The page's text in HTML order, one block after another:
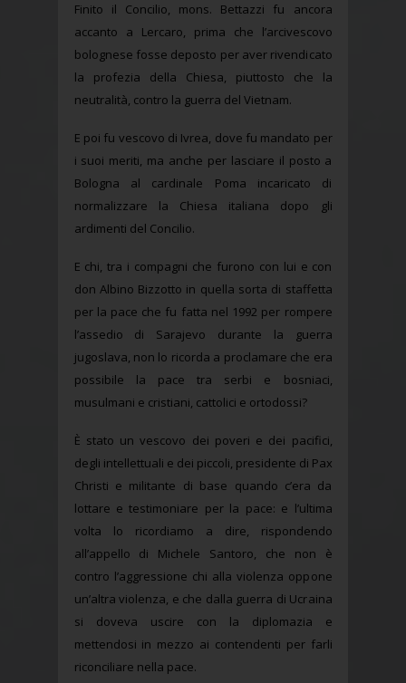
Finito il Concilio, mons. Bettazzi fu ancora
accanto a Lercaro, prima che l’arcivescovo
bolognese fosse deposto per aver rivendicato
la profezia della Chiesa, piuttosto che la
neutralità, contro la guerra del Vietnam.
E poi fu vescovo di Ivrea, dove fu mandato per
i suoi meriti, ma anche per lasciare il posto a
Bologna al cardinale Poma incaricato di
normalizzare la Chiesa italiana dopo gli
ardimenti del Concilio.
E chi, tra i compagni che furono con lui e con
don Albino Bizzotto in quella sorta di staffetta
per la pace che fu fatta nel 1992 per rompere
l’assedio di Sarajevo durante la guerra
jugoslava, non lo ricorda a proclamare che era
possibile la pace tra serbi e bosniaci,
musulmani e cristiani, cattolici e ortodossi?
È stato un vescovo dei poveri e dei pacifici,
degli intellettuali e dei piccoli, presidente di Pax
Christi e militante di base quando c’era da
lottare e testimoniare per la pace: e l’ultima
volta lo ricordiamo a dire, rispondendo
all’appello di Michele Santoro, che non è
contro l’aggressione chi alla violenza oppone
un’altra violenza, e che dalla guerra di Ucraina
si doveva uscire con la diplomazia e
mettendosi in mezzo ai contendenti per farli
riconciliare nella pace.